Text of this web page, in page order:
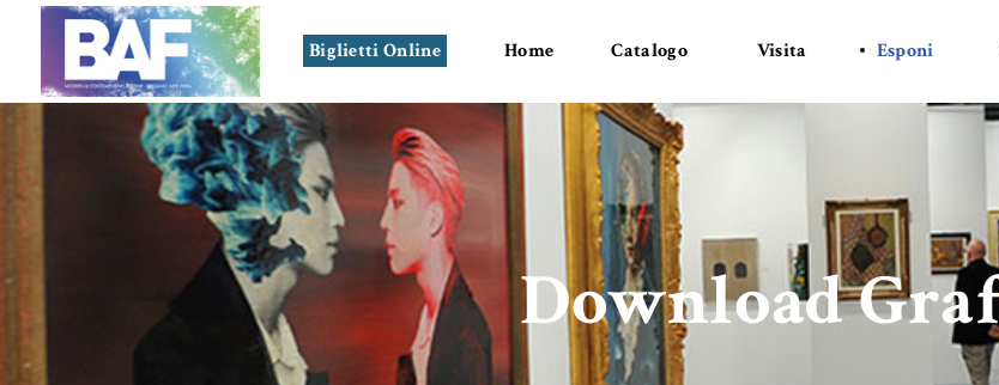
Biglietti Online Home Catalogo Visita Esponi
Download